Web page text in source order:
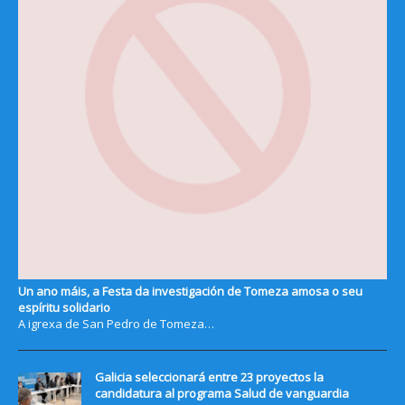
Un ano máis, a Festa da investigación de Tomeza amosa o seu
espíritu solidario
A igrexa de San Pedro de Tomeza…
Galicia seleccionará entre 23 proyectos la
candidatura al programa Salud de vanguardia